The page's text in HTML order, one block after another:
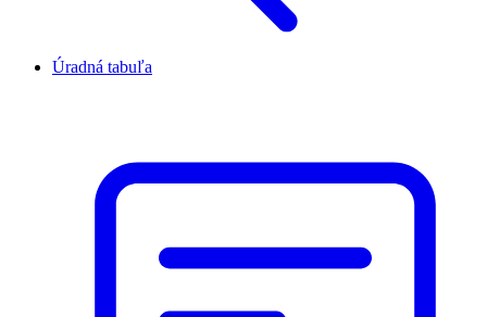
Úradná tabuľa